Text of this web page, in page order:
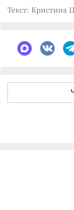
Текст: Кристина